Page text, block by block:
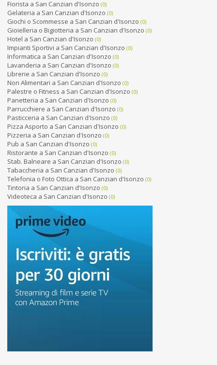
Fiorista a San Canzian d'Isonzo (0)
Gelateria a San Canzian d'Isonzo (0)
Giochi o Scommesse a San Canzian d'Isonzo (0)
Gioielleria o Bigiotteria a San Canzian d'Isonzo (0)
Hotel a San Canzian d'Isonzo (0)
Impianti Sportivi a San Canzian d'Isonzo (0)
Informatica a San Canzian d'Isonzo (0)
Lavanderia a San Canzian d'Isonzo (0)
Librerie a San Canzian d'Isonzo (0)
Non Alimentari a San Canzian d'Isonzo (0)
Palestre o Fitness a San Canzian d'Isonzo (0)
Panetteria a San Canzian d'Isonzo (0)
Parrucchiere a San Canzian d'Isonzo (0)
Pasticceria a San Canzian d'Isonzo (0)
Pizza Asporto a San Canzian d'Isonzo (0)
Pizzeria a San Canzian d'Isonzo (0)
Pub a San Canzian d'Isonzo (0)
Ristorante a San Canzian d'Isonzo (0)
Stab. Balneare a San Canzian d'Isonzo (0)
Tabaccheria a San Canzian d'Isonzo (0)
Telefonia o Foto Ottica a San Canzian d'Isonzo (0)
Tintoria a San Canzian d'Isonzo (0)
Videoteca a San Canzian d'Isonzo (0)